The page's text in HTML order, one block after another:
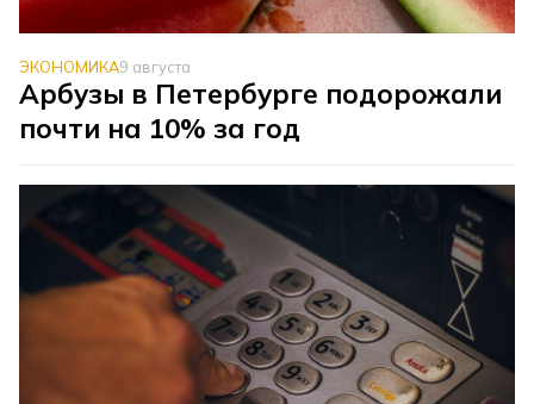
ЭКОНОМИКА9 августа
Арбузы в Петербурге подорожали
почти на 10% за год